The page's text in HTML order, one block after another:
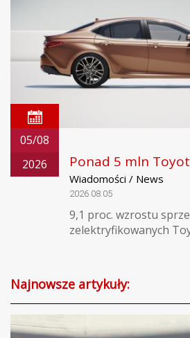
05/08
2026
Ponad 5 mln
Wiadomości / News
2026.08.05
9,1 proc. wzrostu
zelektryfikowanych
Najnowsze artykuły: